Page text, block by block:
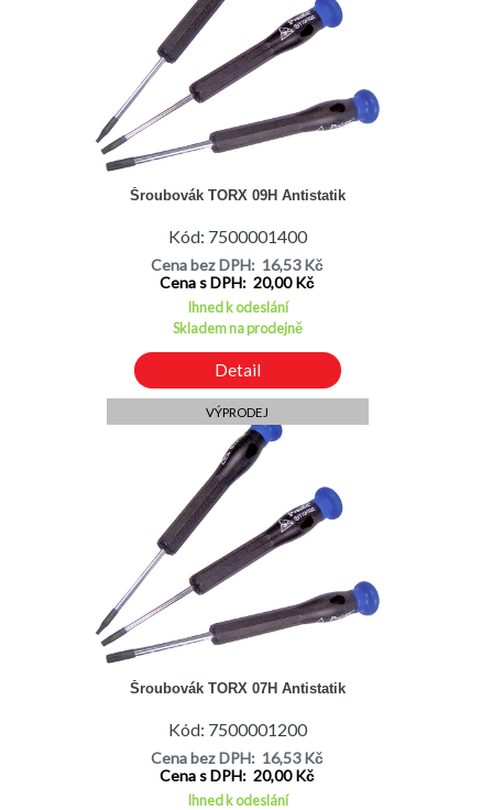
Šroubovák TORX 09H Antistatik
Kód: 7500001400
Cena bez DPH: 16,53 Kč
Cena s DPH: 20,00 Kč
Ihned k odeslání
Skladem na prodejně
Detail
VÝPRODEJ
Šroubovák TORX 07H Antistatik
Kód: 7500001200
Cena bez DPH: 16,53 Kč
Cena s DPH: 20,00 Kč
Ihned k odeslání